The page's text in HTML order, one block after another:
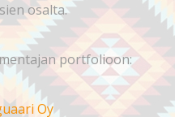
osalta.
portfolioon:
Oy